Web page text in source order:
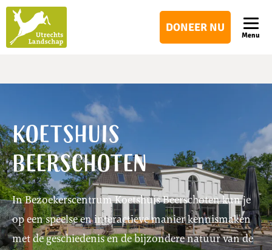
DONEER NU
Menu
Koetshuis
Beerschoten
In Bezoekerscentrum Koetshuis Beerschoten kun je
op een speelse en interactieve manier kennismaken
met de geschiedenis en de bijzondere natuur van de